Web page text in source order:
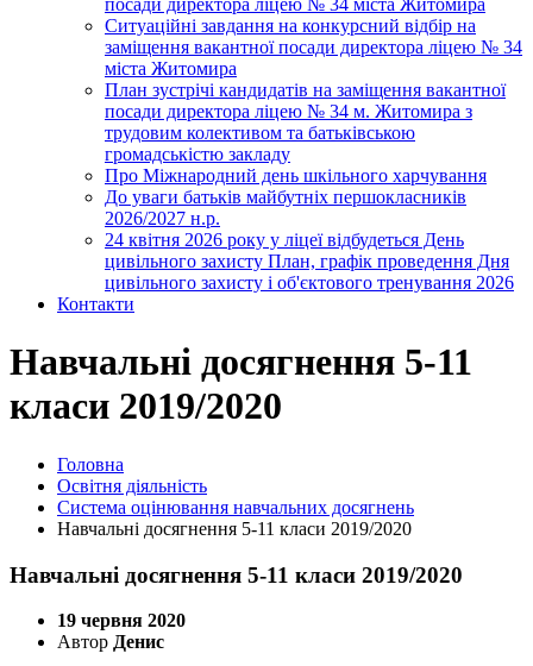
посади директора ліцею № 34 міста Житомира
Ситуаційні завдання на конкурсний відбір на
заміщення вакантної посади директора ліцею № 34
міста Житомира
План зустрічі кандидатів на заміщення вакантної
посади директора ліцею № 34 м. Житомира з
трудовим колективом та батьківською
громадськістю закладу
Про Міжнародний день шкільного харчування
До уваги батьків майбутніх першокласників
2026/2027 н.р.
24 квітня 2026 року у ліцеї відбудеться День
цивільного захисту План, графік проведення Дня
цивільного захисту і об'єктового тренування 2026
Контакти
Навчальні досягнення 5-11
класи 2019/2020
Головна
Освітня діяльність
Система оцінювання навчальних досягнень
Навчальні досягнення 5-11 класи 2019/2020
Навчальні досягнення 5-11 класи 2019/2020
19 червня 2020
Автор Денис